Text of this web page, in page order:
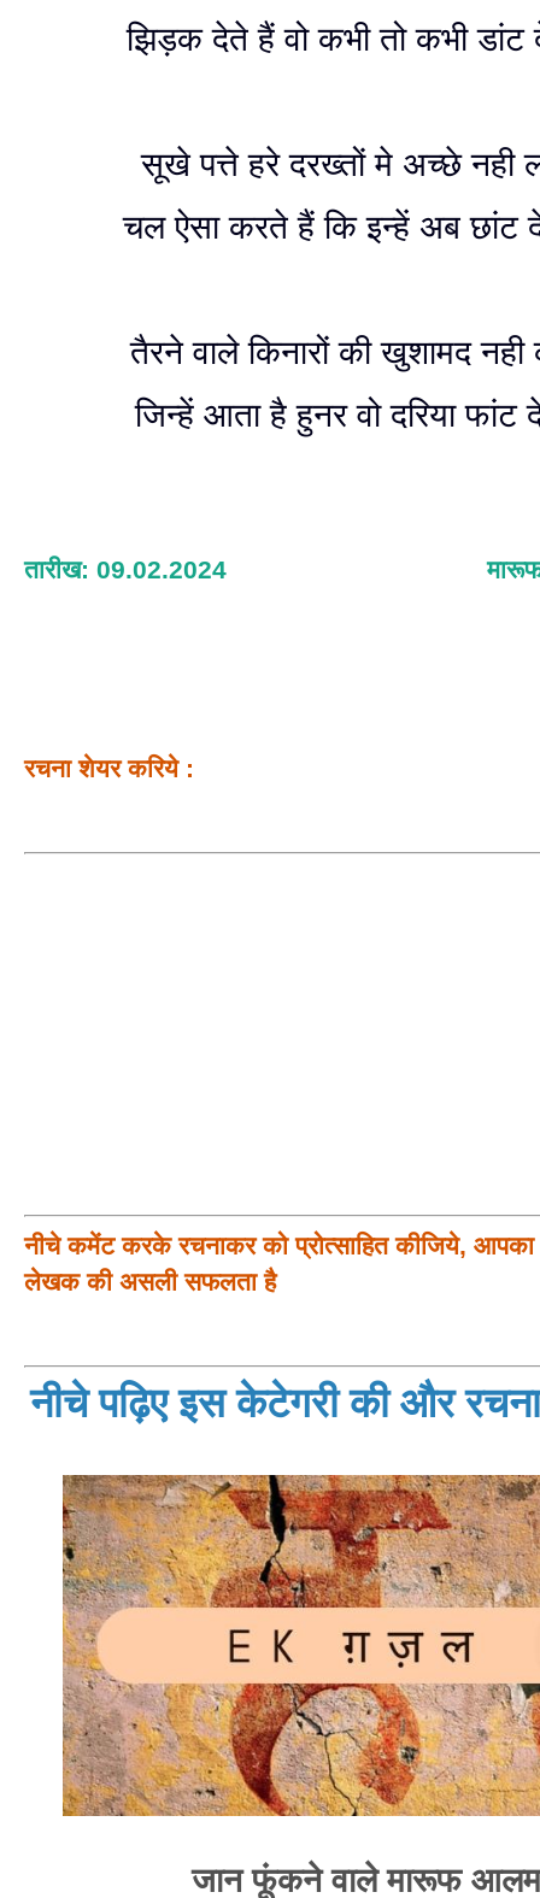
झिड़क देते हैं वो कभी तो कभी डांट
सूखे पत्ते हरे दरख्तों मे अच्छे नही
चल ऐसा करते हैं कि इन्हें अब छांट
तैरने वाले किनारों की खुशामद
जिन्हें आता है हुनर वो दरिया फांट
तारीख: 09.02.2024
रचना शेयर करिये :
नीचे कमेंट करके रचनाकर को प्रोत्साहित कीजिये, आपका
लेखक की असली सफलता है
नीचे पढ़िए इस केटेगरी की और
जान फूंकने वाले मारूफ आलम